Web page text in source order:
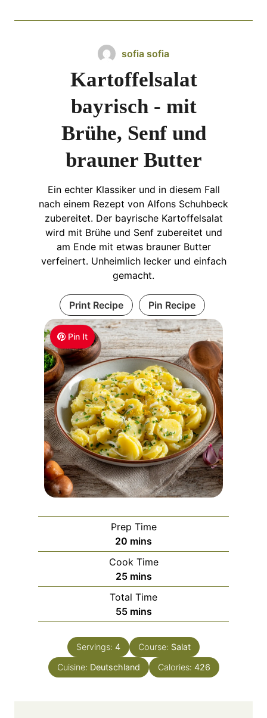
Pin It
sofia sofia
Kartoffelsalat
bayrisch - mit
Brühe, Senf und
brauner Butter
Ein echter Klassiker und in diesem Fall
nach einem Rezept von Alfons Schuhbeck
zubereitet. Der bayrische Kartoffelsalat
wird mit Brühe und Senf zubereitet und
am Ende mit etwas brauner Butter
verfeinert. Unheimlich lecker und einfach
gemacht.
Print Recipe Pin Recipe
Prep Time
20 m
i
n
u
t
e
s
mins
Cook Time
25m
i
n
u
e
s
mins
Total Time
55m
i
n
u
t
mins
Servings: 4 Course: Salat
Cuisine: Deutschland Calories: 426